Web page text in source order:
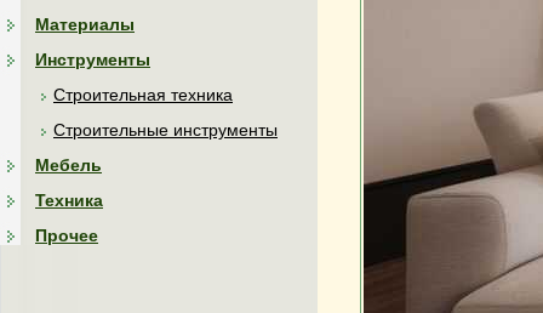
Материалы
Инструменты
Строительная техника
Строительные инструменты
Мебель
Техника
Прочее